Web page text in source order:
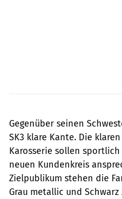
Gegenüber seinen
SK3 klare Kante. Die
Karosserie sollen
neuen Kundenkreis
Zielpublikum stehen die
Grau metallic und Schwarz